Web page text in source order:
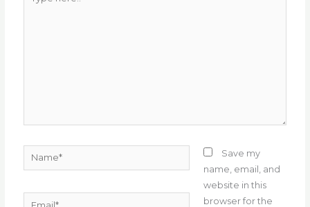
here..
Name*
Email*
Save my
name, email, and
website in this
browser for the